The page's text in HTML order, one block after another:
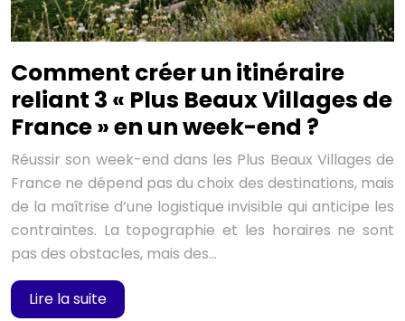
Comment créer un itinéraire
reliant 3 « Plus Beaux Villages de
France » en un week-end ?
Réussir son week-end dans les Plus Beaux Villages de
France ne dépend pas du choix des destinations, mais
de la maîtrise d’une logistique invisible qui anticipe les
contraintes. La topographie et les horaires ne sont
pas des obstacles, mais des…
Lire la suite